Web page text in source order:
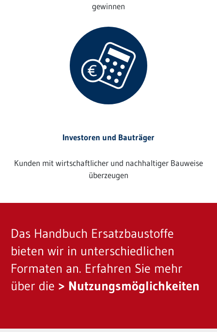
gewinnen
Investoren und Bauträger
Kunden mit wirtschaftlicher und nachhaltiger Bauweise
überzeugen
Das Handbuch Ersatzbaustoffe
bieten wir in unterschiedlichen
Formaten an. Erfahren Sie mehr
über die
Nutzungsmöglichkeiten